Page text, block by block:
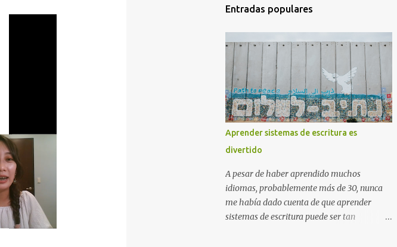
Entradas populares
Aprender sistemas de escritura es
divertido
A pesar de haber aprendido muchos
idiomas, probablemente más de 30, nunca
me había dado cuenta de que aprender
sistemas de escritura puede ser tan